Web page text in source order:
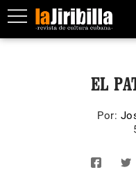
EL
Por: